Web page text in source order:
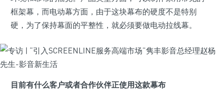
框架幕，而电动幕方面，由于这块幕布的硬度不是特别
硬，为了保持幕面的平整性，就必须要做电动拉线幕。
目前有什么客户或者合作伙伴正使用这款幕布